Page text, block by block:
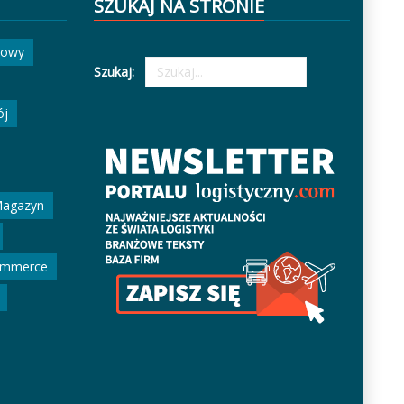
SZUKAJ NA STRONIE
Szukaj: